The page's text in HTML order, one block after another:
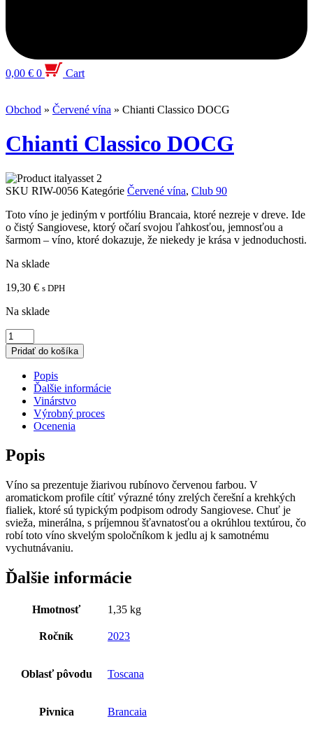
0,00 € 0 Cart
Obchod » Červené vína » Chianti Classico DOCG
Chianti Classico DOCG
SKU RIW-0056 Kategórie Červené vína, Club 90
Toto víno je jediným v portfóliu Brancaia, ktoré nezreje v dreve. Ide
o čistý Sangiovese, ktorý očarí svojou ľahkosťou, jemnosťou a
šarmom – víno, ktoré dokazuje, že niekedy je krása v jednoduchosti.
Na sklade
19,30 € s DPH
Na sklade
množstvo
Chianti
Classico
DOCG
Pridať do košíka
Popis
Ďalšie informácie
Vinárstvo
Výrobný proces
Ocenenia
Popis
Víno sa prezentuje žiarivou rubínovo červenou farbou. V
aromatickom profile cítiť výrazné tóny zrelých čerešní a krehkých
fialiek, ktoré sú typickým podpisom odrody Sangiovese. Chuť je
svieža, minerálna, s príjemnou šťavnatosťou a okrúhlou textúrou, čo
robí toto víno skvelým spoločníkom k jedlu aj k samotnému
vychutnávaniu.
Ďalšie informácie
Hmotnosť 1,35 kg
Ročník 2023
Oblasť pôvodu Toscana
Pivnica Brancaia